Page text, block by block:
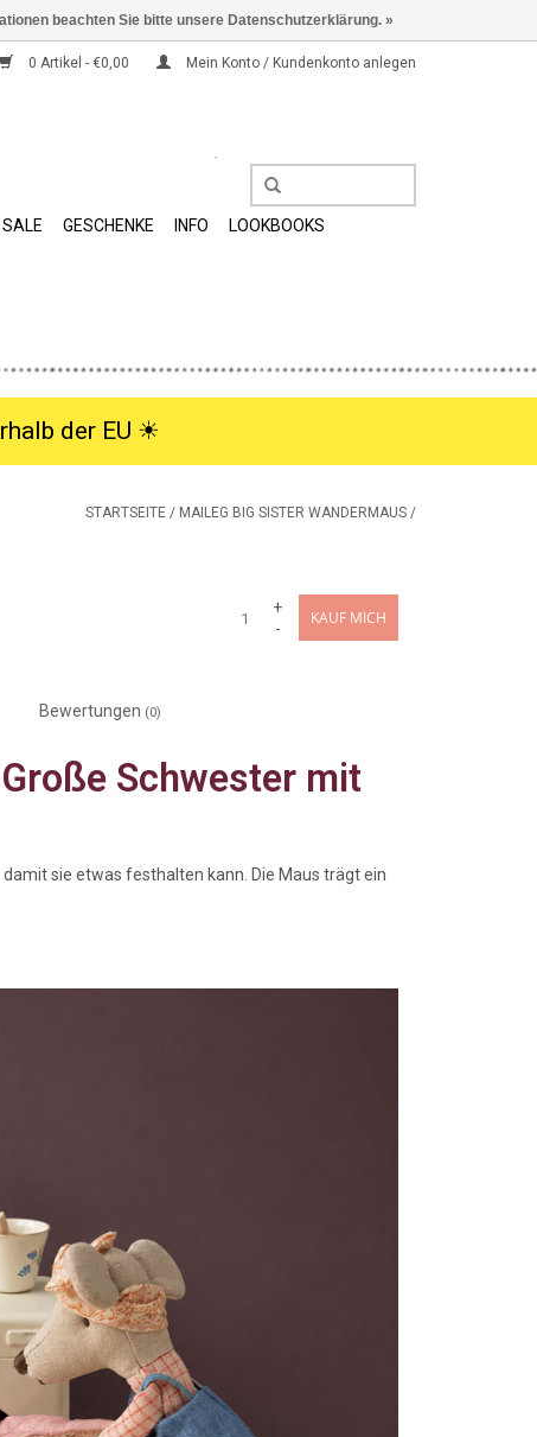
0 Artikel - €0,00 Mein Konto / Kundenkonto anlegen
SALE GESCHENKE INFO
LOOKBOOKS
der EU ☀︎
STARTSEITE / MAILEG BIG SISTER WANDERMAUS /
+
-
KAUF MICH
Bewertungen (0)
Schwester mit
sie etwas festhalten kann. Die Maus trägt ein
beachten Sie bitte unsere Datenschutzerklärung. »